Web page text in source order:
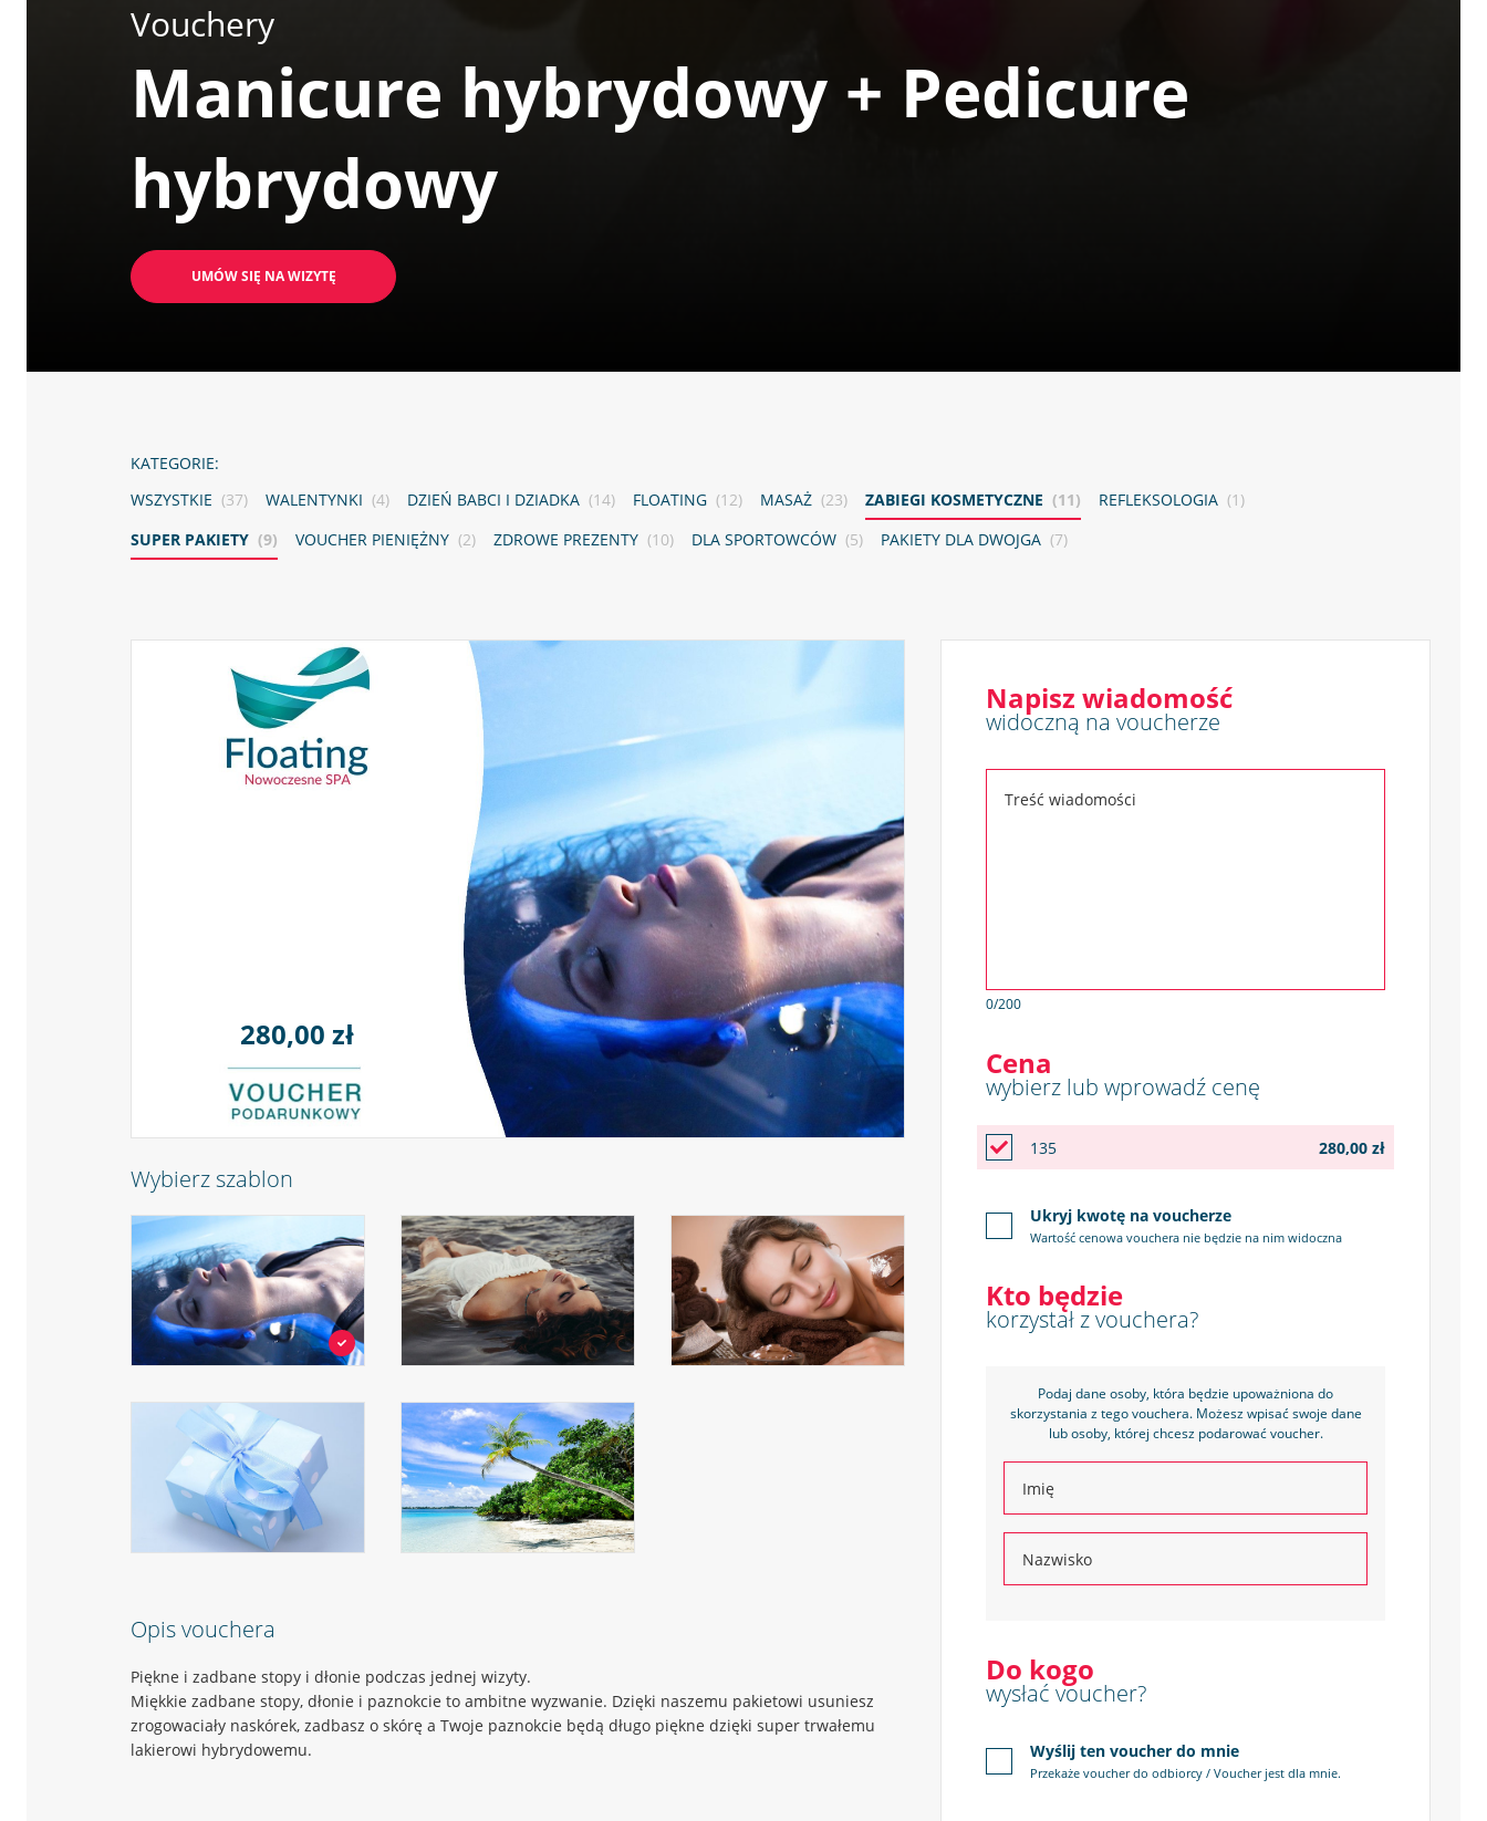
Vouchery
Manicure hybrydowy + Pedicure
hybrydowy
UMÓW SIĘ NA WIZYTĘ
KATEGORIE:
WSZYSTKIE (37) WALENTYNKI (4) DZIEŃ BABCI I DZIADKA (14) FLOATING (12) MASAŻ (23) ZABIEGI KOSMETYCZNE (11) REFLEKSOLOGIA (1)
SUPER PAKIETY (9) VOUCHER PIENIĘŻNY (2) ZDROWE PREZENTY (10) DLA SPORTOWCÓW (5) PAKIETY DLA DWOJGA (7)
280,00 zł
Wybierz szablon
Opis vouchera
Piękne i zadbane stopy i dłonie podczas jednej wizyty.
Miękkie zadbane stopy, dłonie i paznokcie to ambitne wyzwanie. Dzięki naszemu pakietowi usuniesz
zrogowaciały naskórek, zadbasz o skórę a Twoje paznokcie będą długo piękne dzięki super trwałemu
lakierowi hybrydowemu.
Napisz wiadomość
widoczną na voucherze
0/200
Cena
wybierz lub wprowadź cenę
135 280,00 zł
Ukryj kwotę na voucherze
Wartość cenowa vouchera nie będzie na nim widoczna
Kto będzie
korzystał z vouchera?
Podaj dane osoby, która będzie upoważniona do
skorzystania z tego vouchera. Możesz wpisać swoje dane
lub osoby, której chcesz podarować voucher.
Do kogo
wysłać voucher?
Wyślij ten voucher do mnie
Przekaże voucher do odbiorcy / Voucher jest dla mnie.